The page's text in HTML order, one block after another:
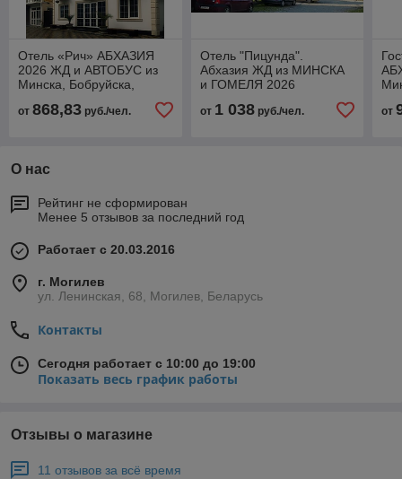
Отель «Рич» АБХАЗИЯ
2026 ЖД и АВТОБУС из
Минска, Бобруйска,
от 868,83 руб./чел.
Отель "Пицунда".
Абхазия ЖД из МИНСКА
и ГОМЕЛЯ 2026
от 1 038руб./чел. от
О нас
Рейтинг не сформирован
Менее 5 отзывов за последний год
Работает с 20.03.2016
г. Могилев
ул. Ленинская, 68, Могилев, Беларусь
Контакты
Сегодня работает с 10:00 до 19:00
Показать весь график работы
Отзывы о магазине
11 отзывов за всё время